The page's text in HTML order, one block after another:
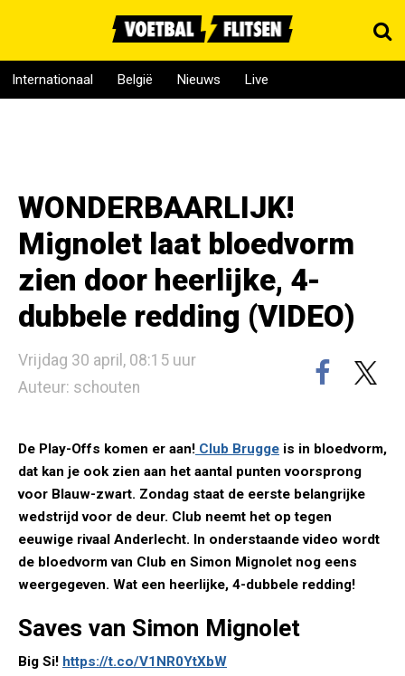
Internationaal België Nieuws Live
WONDERBAARLIJK!
Mignolet laat bloedvorm
zien door heerlijke, 4-
dubbele redding (VIDEO)
Vrijdag 30 april, 08:15 uur
Auteur: schouten
De Play-Offs komen er aan! Club Brugge is in bloedvorm,
dat kan je ook zien aan het aantal punten voorsprong
voor Blauw-zwart. Zondag staat de eerste belangrijke
wedstrijd voor de deur. Club neemt het op tegen
eeuwige rivaal Anderlecht. In onderstaande video wordt
de bloedvorm van Club en Simon Mignolet nog eens
weergegeven. Wat een heerlijke, 4-dubbele redding!
Saves van Simon Mignolet
Big Si! https://t.co/V1NR0YtXbW